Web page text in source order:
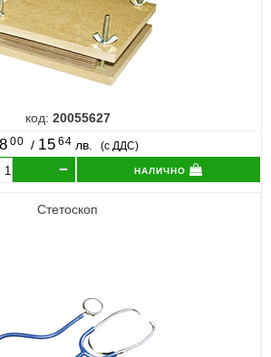
код: 20055627
8 00 / 15 64 лв. (с ДДС)
налично
Стетоскоп